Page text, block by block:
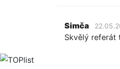
Simča
Skvělý referát